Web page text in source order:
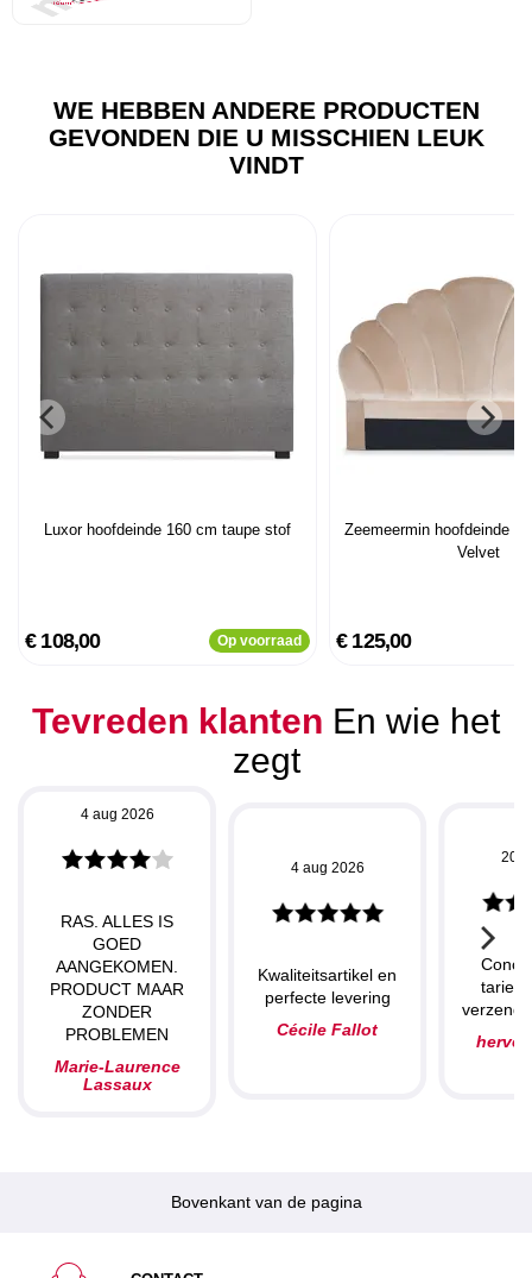
WE HEBBEN ANDERE PRODUCTEN
GEVONDEN DIE U MISSCHIEN LEUK
VINDT
Luxor hoofdeinde 160 cm taupe stof
€ 108,00 Op voorraad
Zeemeermin hoofdeinde
Velvet
€ 125,00
Tevreden klanten En wie het
zegt
4 aug 2026
RAS. ALLES IS
GOED
AANGEKOMEN.
PRODUCT MAAR
ZONDER
PROBLEMEN
Marie-Laurence
Lassaux
4 aug 2026
Kwaliteitsartikel en
perfecte levering
Cécile Fallot
20
herve
Bovenkant van de pagina